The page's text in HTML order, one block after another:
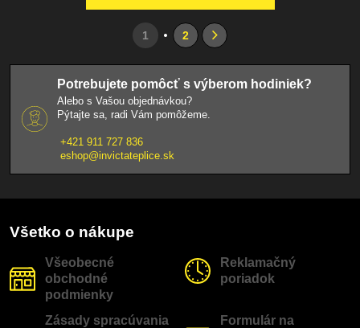
1 2
Potrebujete pomôcť s výberom hodiniek?
Alebo s Vašou objednávkou?
Pýtajte sa, radi Vám pomôžeme.
+421 911 727 836
eshop@invictateplice.sk
Všetko o nákupe
Všeobecné
obchodné
podmienky
Reklamačný
poriadok
Zásady spracúvania
Formulár na